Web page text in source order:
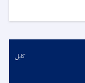
کابل